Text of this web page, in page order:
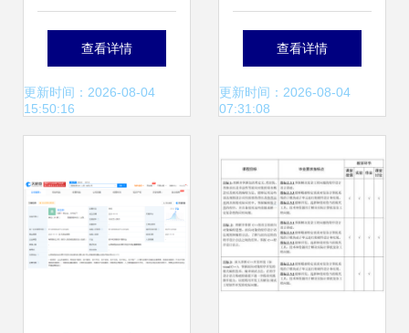
意见书（二） 计算
机软硬件技术开发
查看详情
更新时间：2026-08-04
15:50:16
来——五甲万京信
息科技产业园在赤
查看详情
更新时间：2026-08-04
07:31:08